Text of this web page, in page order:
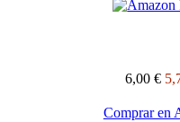
6,00 €
Comprar en